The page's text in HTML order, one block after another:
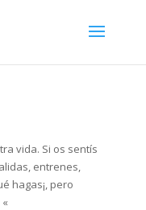
vida. Si os sentís
entrenes,
hagas¡, pero